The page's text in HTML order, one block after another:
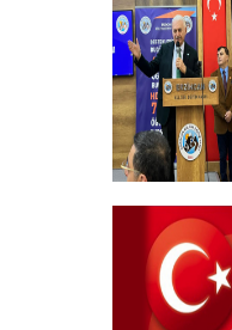
Geleneksel
kahvaltı